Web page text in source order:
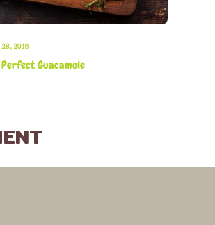
28, 2016
Guacamole